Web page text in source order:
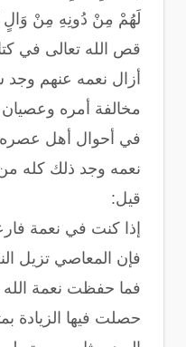
قص الله تعالى في
أزال نعمه عنهم
مخالفة أمره
في أحوال أهل عصره
نعمه وجد ذلك كله
قيل:
إذا كنت في نعمة
فإن المعاصي تزيل
فما حفظت نعمة
حصلت فيها الزيادة